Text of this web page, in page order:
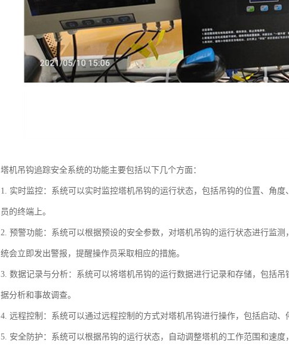
塔机吊钩追踪安全系统的功能主要包括以下几个方面：
1. 实时监控：系统可以实时监控塔机吊钩的运行状态，包括吊钩的位置、角
员的终端上。
2. 预警功能：系统可以根据预设的安全参数，对塔机吊钩的运行状态进行监
统会立即发出警报，提醒操作员采取相应的措施。
3. 数据记录与分析：系统可以将塔机吊钩的运行数据进行记录和存储，包括
据分析和事故调查。
4. 远程控制：系统可以通过远程控制的方式对塔机吊钩进行操作，包括启动、
5. 安全防护：系统可以根据吊钩的运行状态，自动调整塔机的工作范围和速度